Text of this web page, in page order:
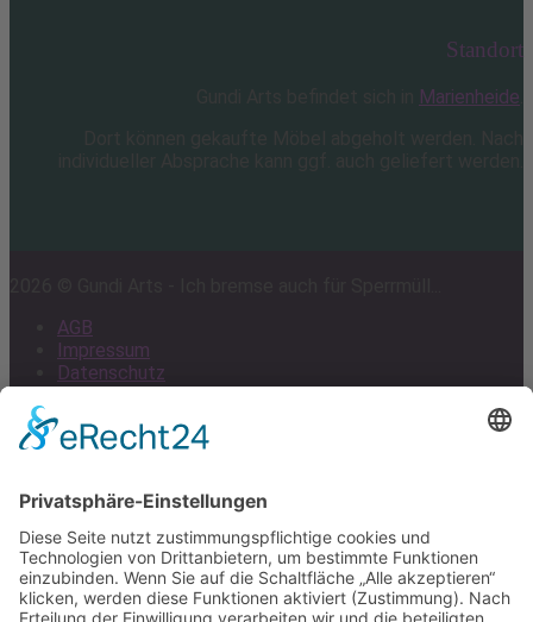
Standort
Marienheide
AGB
Impressum
Datenschutz
top